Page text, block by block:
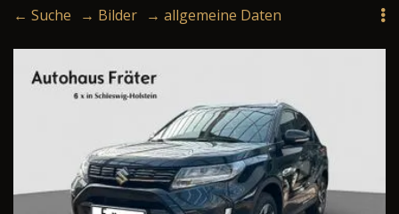
← Suche → Bilder → allgemeine Daten